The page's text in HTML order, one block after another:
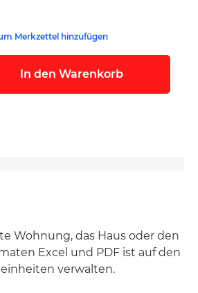
Merkzettel hinzufügen
In den Warenkorb
Wohnung, das Haus oder den
Excel und PDF ist auf den
verwalten.